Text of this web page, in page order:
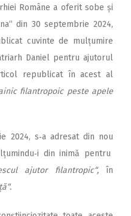
Române a oferit sobe și
din 30 septembrie 2024,
cuvinte de mulțumire
Daniel pentru ajutorul
republicat în acest al
filantropoic peste apele
2024, s‑a adresat din nou
din inimă pentru
ajutor filantropic“, în